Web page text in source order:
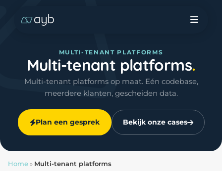
MULTI-TENANT PLATFORMS
Multi-tenant platforms
Multi-tenant platforms op maat. Eén codebase,
meerdere klanten, gescheiden data.
Plan een gesprek Bekijk onze cases
Home » Multi-tenant platforms